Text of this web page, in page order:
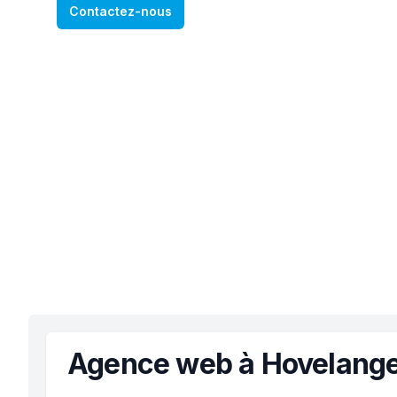
Contactez-nous
Agence web à